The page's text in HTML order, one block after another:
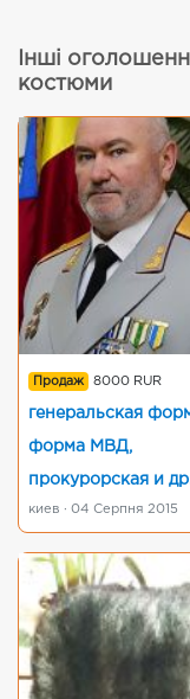
Інші
костюми
Продаж 8000 RUR
генеральская
форма МВД,
прокурорская и
киев · 04 Серпня 2015